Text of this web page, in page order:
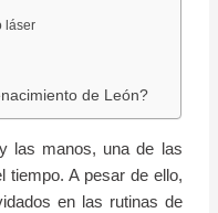
láser
de León?
las manos, una de las
tiempo. A pesar de ello,
en las rutinas de